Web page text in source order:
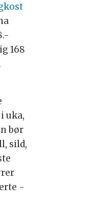
168
uka,
bør
sild,
-